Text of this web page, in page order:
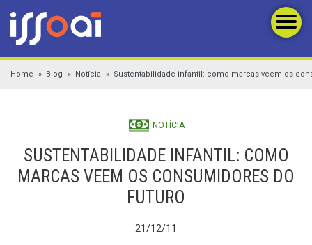
Home Blog Notícia Sustentabilidade infantil: como marcas veem os
NOTÍCIA
SUSTENTABILIDADE INFANTIL: COMO
MARCAS VEEM OS CONSUMIDORES DO
FUTURO
21/12/11